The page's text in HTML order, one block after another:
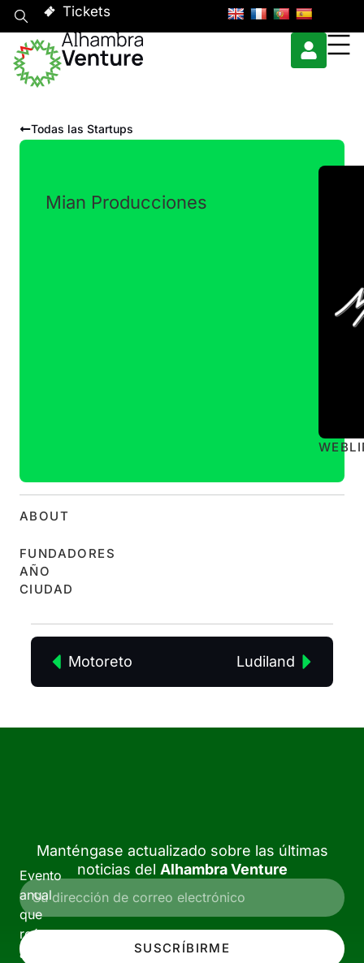
Tickets
Todas las Startups
Mian Producciones
WEB
ABOUT
FUNDADORES
AÑO
CIUDAD
Motoreto Ludiland
Evento
anual
que
reúne
a
Manténgase actualizado sobre las últimas
noticias del Alhambra Venture
SUSCRÍBIRME